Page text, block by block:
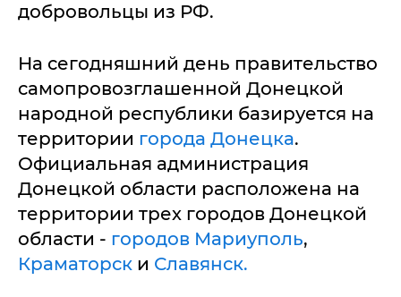
добровольцы из РФ.
На сегодняшний день правительство
самопровозглашенной Донецкой
народной республики базируется на
территории города Донецка.
Официальная администрация
Донецкой области расположена на
территории трех городов Донецкой
области - городов Мариуполь,
Краматорск и Славянск.